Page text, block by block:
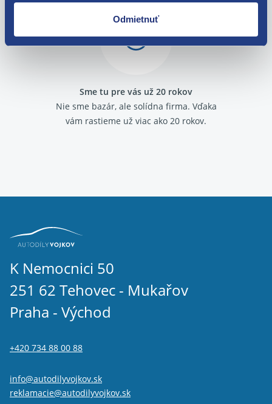
Odmietnuť
Sme tu pre vás už 20 rokov
Nie sme bazár, ale solídna firma. Vďaka
vám rastieme už viac ako 20 rokov.
K Nemocnici 50
251 62 Tehovec - Mukařov
Praha - Východ
+420 734 88 00 88
info@autodilyvojkov.sk
reklamacie@autodilyvojkov.sk